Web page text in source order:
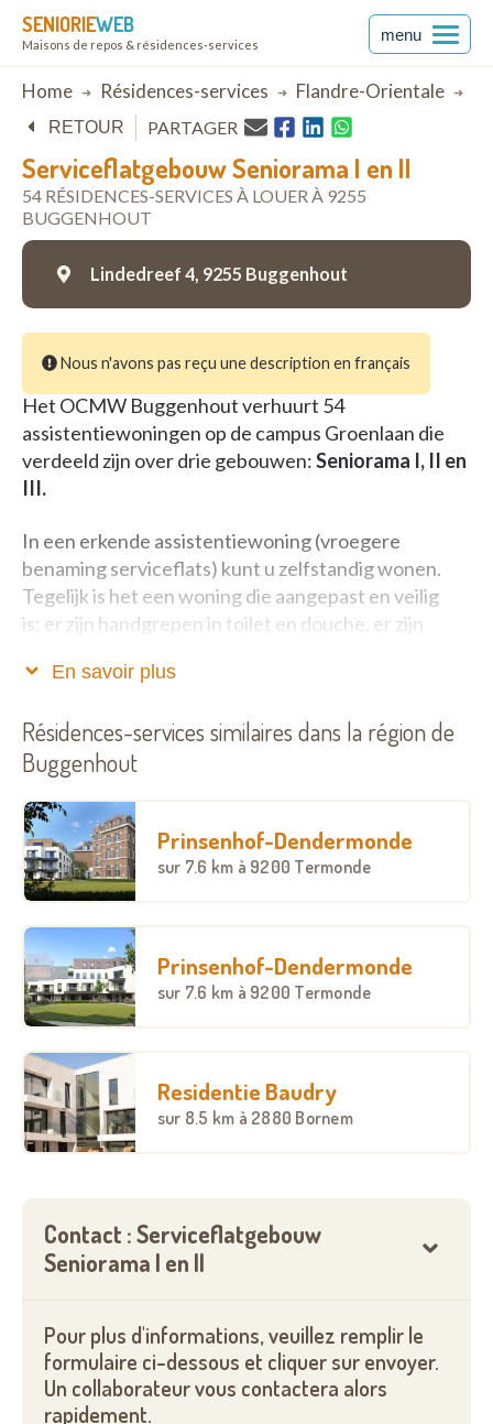
SENIORIEWEB
Maisons de repos & résidences-services
menu
Breadcrumb
Home Résidences-services Flandre-Orientale
Serviceflatgebouw Seniorama I en II
54 RÉSIDENCES-SERVICES À LOUER À 9255
BUGGENHOUT
RETOUR PARTAGER
Lindedreef 4, 9255 Buggenhout
Nous n'avons pas reçu une description en français
Het OCMW Buggenhout verhuurt 54
assistentiewoningen op de campus Groenlaan die
verdeeld zijn over drie gebouwen:Seniorama I, II en
III.
In een erkende assistentiewoning (vroegere
benaming serviceflats) kunt u zelfstandig wonen.
Tegelijk is het een woning die aangepast en veilig
is: er zijn handgrepen in toilet en douche, er zijn
hulp in te roepen, ...
U kunt er, als u dat wil, een beroep doen op
gemeenschappelijke diensten, zoals poetshulp,
warme maaltijden of thuisverpleging. Er zijn ook
gemeenschappelijke ruimtes waar u de andere
bewoners kunt ontmoeten.
Het is dus een woning waar u zelfstandig woont en
gaat, mits ondersteuning vanuit de thuiszorg en
eventuele mantelzorg.
Seniorama I, gelegen aan de Lindedreef 4, omvat 8
kleinere flats en 12 grote flats.
Seniorama II, gelegen aan de Groenlaan 10, omvat
15 identieke flats
assistentiewoningen
En savoir plus
Résidences-services similaires dans la région de
Buggenhout
Prinsenhof-Dendermonde
sur 7.6 km à 9200 Termonde
Prinsenhof-Dendermonde
sur 7.6 km à 9200 Termonde
Residentie Baudry
sur 8.5 km à 2880 Bornem
Contact : Serviceflatgebouw
Seniorama I en II
Pour plus d'informations, veuillez remplir le
formulaire ci-dessous et cliquer sur envoyer.
Un collaborateur vous contactera alors
rapidement.